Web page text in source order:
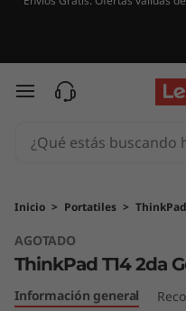
h
P
a
d
Ir al contenido principal
Inicio > Portatiles > ThinkPad
AGOTADO
ThinkPad T14 2da
Información general